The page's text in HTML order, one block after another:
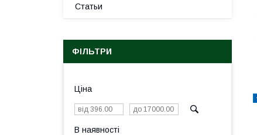
Статьи
ФІЛЬТРИ
Ціна
В наявності